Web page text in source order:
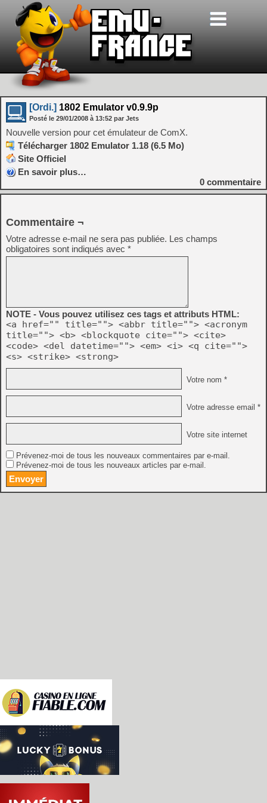
[Ordi.] 1802 Emulator v0.9.9p
Posté le 29/01/2008 à 13:52 par Jets
Nouvelle version pour cet émulateur de ComX.
Télécharger 1802 Emulator 1.18 (6.5 Mo)
Site Officiel
En savoir plus…
0 commentaire
Commentaire ¬
Votre adresse e-mail ne sera pas publiée. Les champs
obligatoires sont indiqués avec *
NOTE - Vous pouvez utilisez ces tags et attributs HTML:
<a href="" title=""> <abbr title=""> <acronym
title=""> <b> <blockquote cite=""> <cite>
<code> <del datetime=""> <em> <i> <q cite="">
<s> <strike> <strong>
Votre nom *
Votre adresse email *
Votre site internet
Prévenez-moi de tous les nouveaux commentaires par e-mail.
Prévenez-moi de tous les nouveaux articles par e-mail.